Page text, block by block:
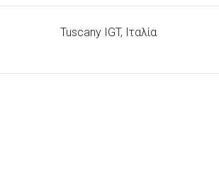
Tuscany IGT, Ιταλία